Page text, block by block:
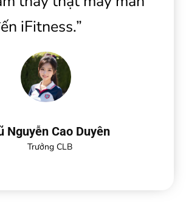
iFitness.”
Nguyễn Cao Duyên
Trưởng CLB